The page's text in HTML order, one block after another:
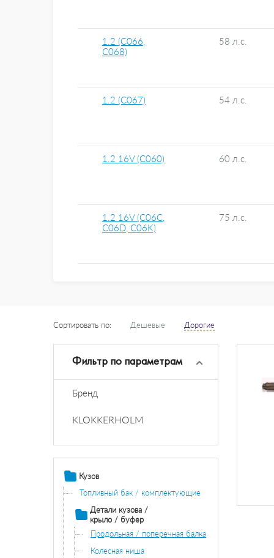
1.2 (C066,
C068)
58 л.с.
1.2 (C067) 54 л.с.
1.2 16V (C060) 60 л.с.
1.2 16V (C06C,
C06D, C06K)
75 л.с.
Сортировать по: Дешевые Дорогие
Фильтр по параметрам
Бренд
KLOKKERHOLM
Кузов
Топливный бак / комплектующие
Детали кузова /
крыло / буфер
Продольная / поперечная балка
Колесная ниша